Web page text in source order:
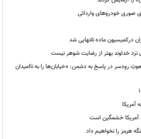
صوری خودروهای وارداتی
ماده ۵نهایی شد
خداوند بهتر از رضایت شوهر نیست
رودسر در پاسخ به دشمن: «خیابان‌ها را به ناامیدان
آمریکا
آمریکا خشمگین است
هرمز را نخواهیم داد